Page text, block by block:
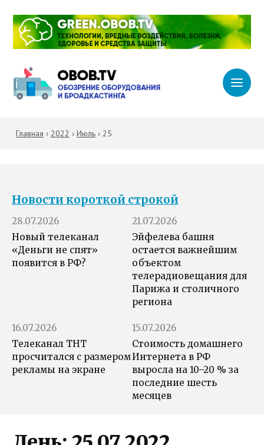
Главная › 2022 › Июль› 25
Новости короткой строкой
28.07.2026
Новый телеканал
«Деньги не спят»
появится в РФ?
21.07.2026
Эйфелева башня
остается важнейшим
объектом
телерадиовещания для
Парижа и столичного
региона
16.07.2026
Телеканал ТНТ
просчитался с размером
рекламы на экране
15.07.2026
Стоимость домашнего
Интернета в РФ
выросла на 10–20 % за
последние шесть
месяцев